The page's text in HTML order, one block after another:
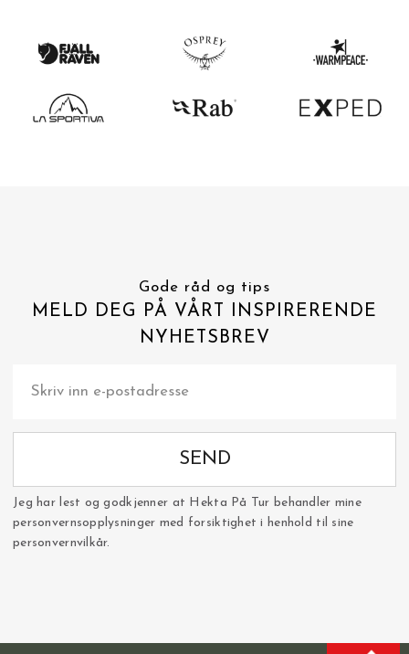
Gode råd og tips
MELD DEG PÅ VÅRT INSPIRERENDE
NYHETSBREV
SEND
Jeg har lest og godkjenner at Hekta På Tur behandler mine
personvernsopplysninger med forsiktighet i henhold til sine
personvernvilkår.